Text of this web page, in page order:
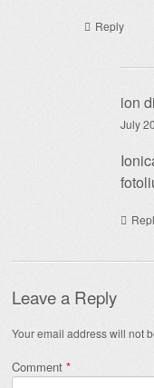
Reply
ion
July
Leave a Reply
Your email address will not
Comment *